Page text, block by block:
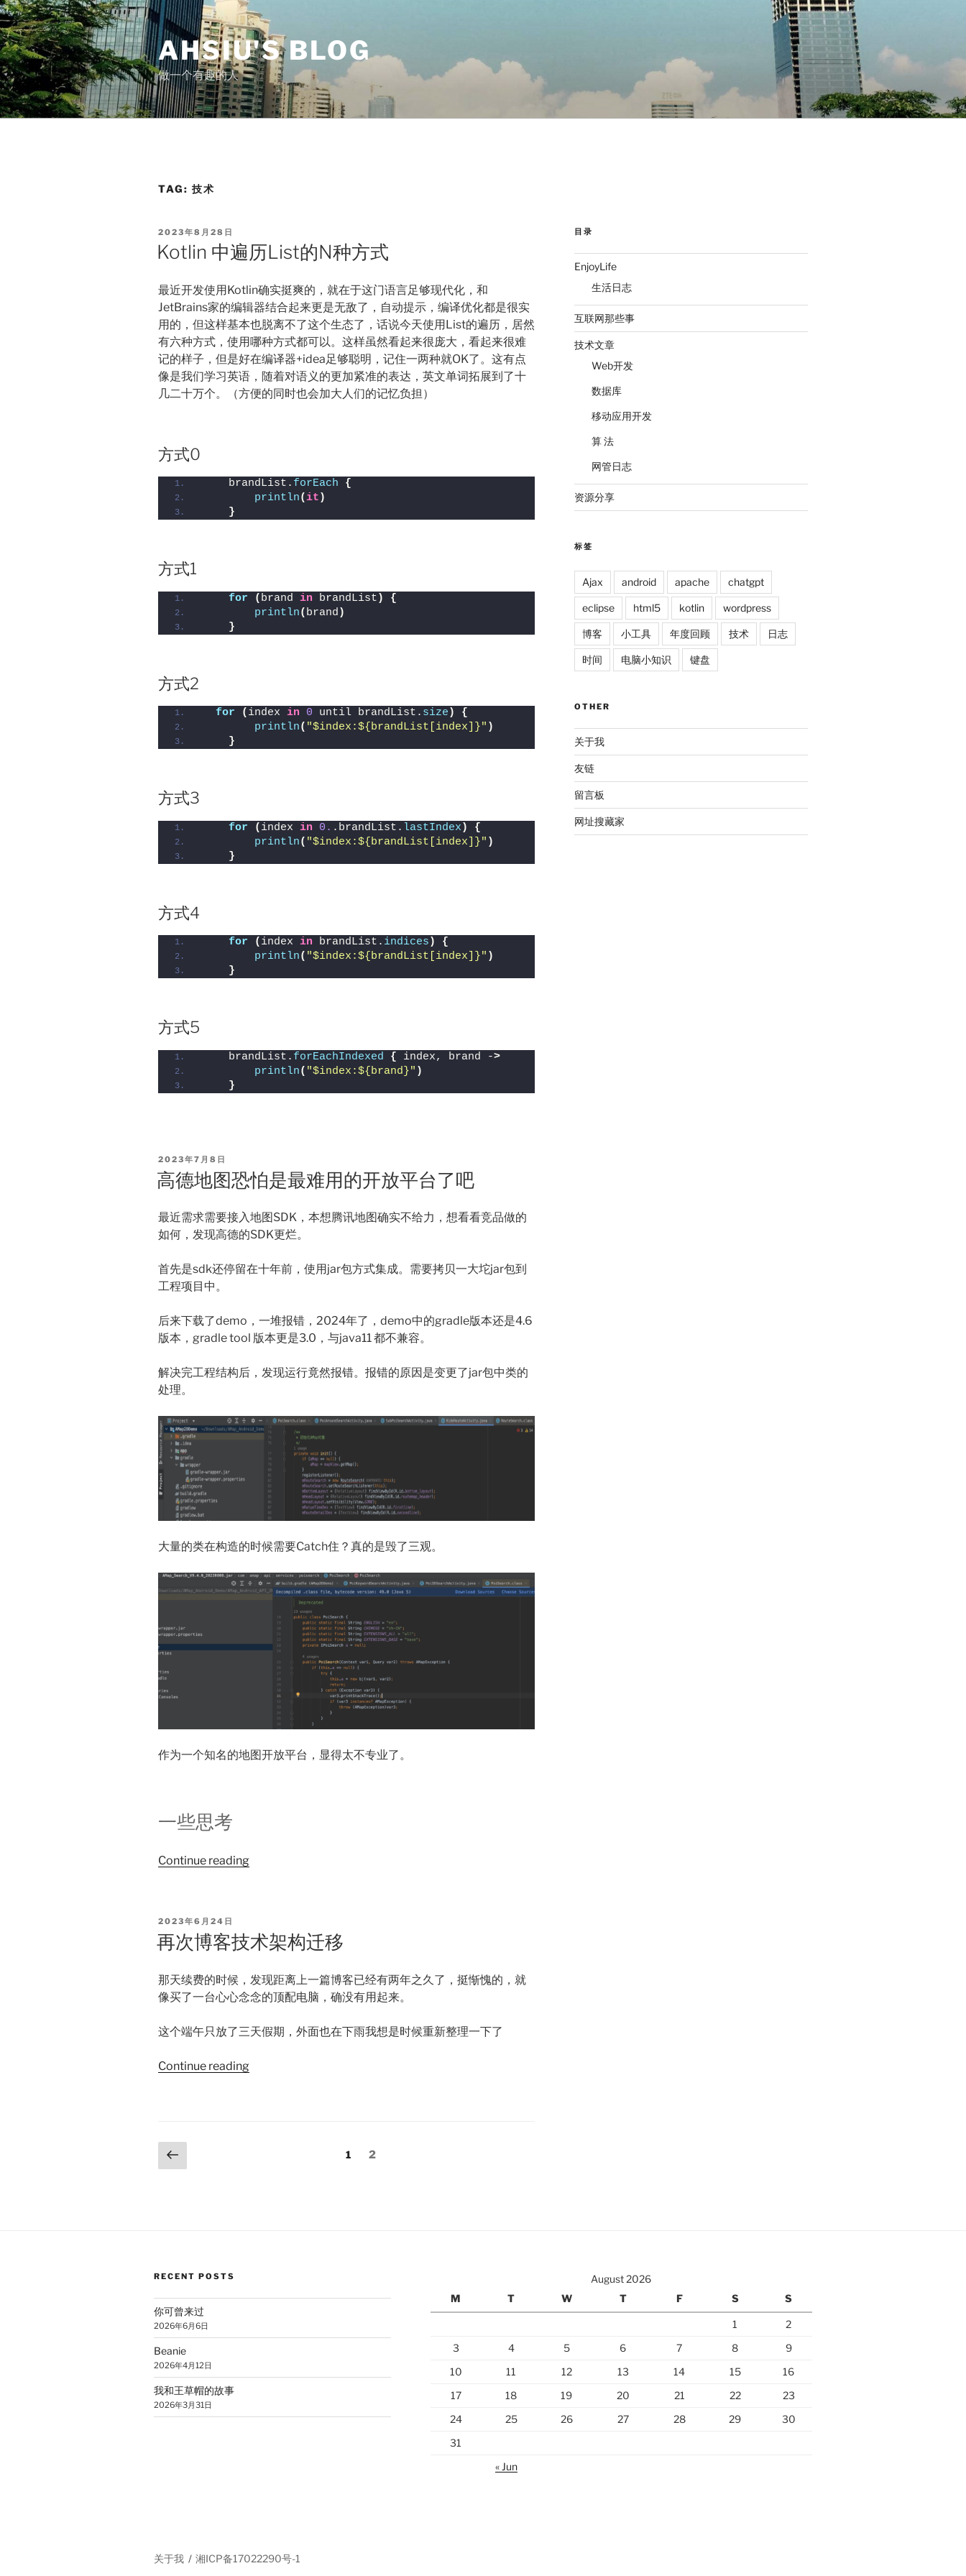
Skip
to
content
AHSIU'S BLOG
做一个有趣的人
TAG: 技术
POSTED
ON
2023年8月28日
Kotlin 中遍历List的N种方式
最近开发使用Kotlin确实挺爽的，就在于这门语言足够现代化，和
JetBrains家的编辑器结合起来更是无敌了，自动提示，编译优化都是很实
用的，但这样基本也脱离不了这个生态了，话说今天使用List的遍历，居然
有六种方式，使用哪种方式都可以。这样虽然看起来很庞大，看起来很难
记的样子，但是好在编译器+idea足够聪明，记住一两种就OK了。这有点
像是我们学习英语，随着对语义的更加紧准的表达，英文单词拓展到了十
几二十万个。（方便的同时也会加大人们的记忆负担）
方式0
    brandList.
forEach
{
println(it )
}
方式1
for ( brand in brandList )
{
println( brand )
}
方式2
for ( index in 0 until brandList. size )
{
println( "$index :${brandList[index]}" )
}
方式3
for ( index in 0. .brandList. lastIndex )
{
println( "$index :${brandList[index]}" )
}
方式4
for ( index in brandList. indices )
{
println( "$index :${brandList[index]}" )
}
方式5
    brandList.
forEachIndexed { index, brand ->
println( "$index :${brand}" )
}
POSTED
ON
2023年7月8日
高德地图恐怕是最难用的开放平台了吧
最近需求需要接入地图SDK，本想腾讯地图确实不给力，想看看竞品做的
如何，发现高德的SDK更烂。
首先是sdk还停留在十年前，使用jar包方式集成。需要拷贝一大坨jar包到
工程项目中。
后来下载了demo，一堆报错，2024年了，demo中的gradle版本还是4.6
版本，gradle tool 版本更是3.0，与java11 都不兼容。
解决完工程结构后，发现运行竟然报错。报错的原因是变更了jar包中类的
处理。
大量的类在构造的时候需要Catch住？真的是毁了三观。
作为一个知名的地图开放平台，显得太不专业了。
一些思考
Continue reading“高
怕
最
难
的
放
POSTED
ON
2023年6月24日
再次博客技术架构迁移
那天续费的时候，发现距离上一篇博客已经有两年之久了，挺惭愧的，就
像买了一台心心念念的顶配电脑，确没有用起来。
这个端午只放了三天假期，外面也在下雨我想是时候重新整理一下了
Continue reading“再
Posts
Previous
page
Page
1 Page
2
目录
EnjoyLife
生活日志
互联网那些事
技术文章
Web开发
数据库
移动应用开发
算 法
网管日志
资源分享
标签
Ajax android apache chatgpt
eclipse html5 kotlin wordpress
博客 小工具 年度回顾 技术 日志
时间 电脑小知识 键盘
OTHER
关于我
友链
留言板
网址搜藏家
RECENT POSTS
你可曾来过
2026年6月6日
Beanie
2026年4月12日
我和王草帽的故事
2026年3月31日
August 2026
M
T W T F S S
1
2
3
4 5 6 7 8
9
10
11 12 13 14 15
16
17
18 19 20 21 22
23
24
25 26 27 28 29
30
31
« Jun
关于我 湘ICP备17022290号-1